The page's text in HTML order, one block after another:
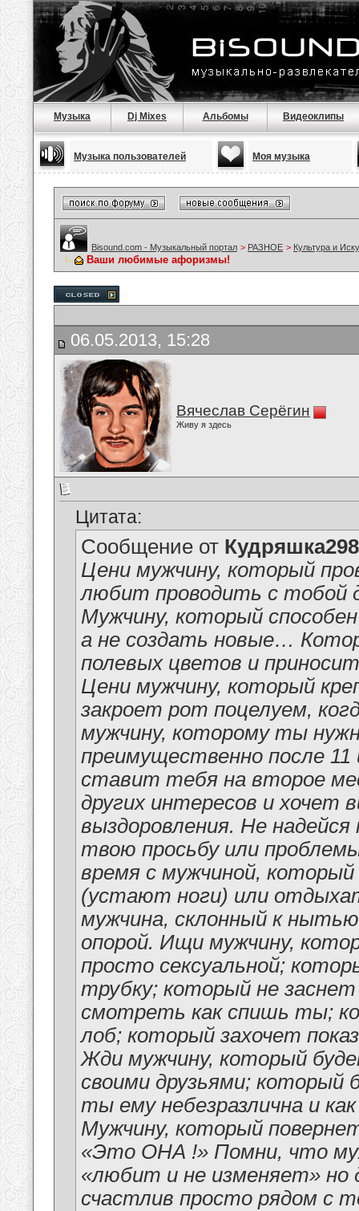
Музыка Dj Mixes Альбомы Видеоклипы
Музыка пользователей Моя музыка
Bisound.com - Музыкальный портал > РАЗНОЕ > Культура и
Ваши любимые афоризмы!
06.05.2013, 15:28
Вячеслав Серёгин
Живу я здесь
Цитата:
Сообщение от Кудряшка298
Цени мужчину, который
любит проводить с тобой
Мужчину, который
а не создать новые…
полевых цветов и
Цени мужчину, который
закроет рот поцелуем,
мужчину, которому ты
преимущественно после
ставит тебя на второе
других интересов и хочет
выздоровления. Не
твою просьбу или
время с мужчиной,
(устают ноги) или
мужчина, склонный к
опорой. Ищи мужчину,
просто сексуальной;
трубку; который не
смотреть как спишь ты;
лоб; который захочет
Жди мужчину, который
своими друзьями;
ты ему небезразлична и
Мужчину, который
«Это ОНА !» Помни, что
«любит и не изменяет» но
счастлив просто рядом с